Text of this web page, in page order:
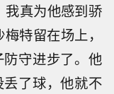
我真为他感到骄
特留在场上，
守进步了。他
了球，他就不